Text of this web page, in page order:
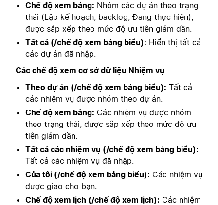
Chế độ xem bảng: Nhóm các dự án theo trạng
thái (Lập kế hoạch, backlog, Đang thực hiện),
được sắp xếp theo mức độ ưu tiên giảm dần.
Tất cả (/chế độ xem bảng biểu): Hiển thị tất cả
các dự án đã nhập.
Các chế độ xem cơ sở dữ liệu Nhiệm vụ
Theo dự án (/chế độ xem bảng biểu): Tất cả
các nhiệm vụ được nhóm theo dự án.
Chế độ xem bảng: Các nhiệm vụ được nhóm
theo trạng thái, được sắp xếp theo mức độ ưu
tiên giảm dần.
Tất cả các nhiệm vụ (/chế độ xem bảng biểu):
Tất cả các nhiệm vụ đã nhập.
Của tôi (/chế độ xem bảng biểu): Các nhiệm vụ
được giao cho bạn.
Chế độ xem lịch (/chế độ xem lịch): Các nhiệm